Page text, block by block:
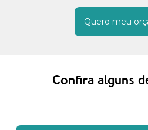
Quero meu
Confira alguns